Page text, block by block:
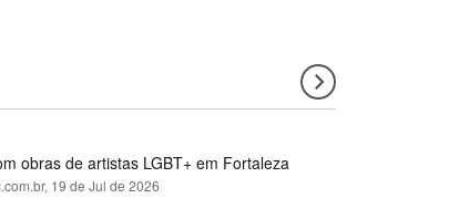
obras de artistas LGBT+ em Fortaleza
19 de Jul de 2026